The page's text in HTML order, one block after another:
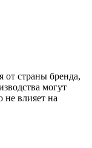
от страны бренда,
могут
не влияет на